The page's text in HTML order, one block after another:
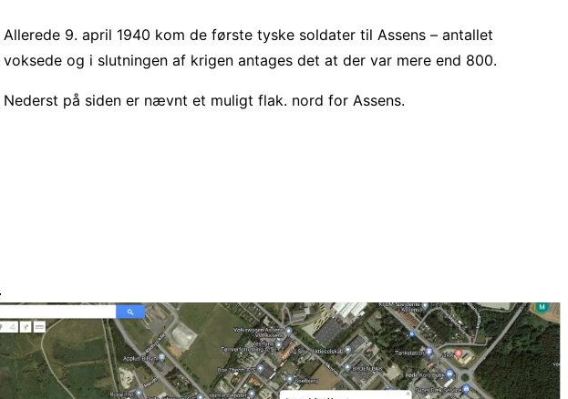
Allerede 9. april 1940 kom de første tyske soldater til Assens – antallet
voksede og i slutningen af krigen antages det at der var mere end 800.
Nederst på siden er nævnt et muligt flak. nord for Assens.